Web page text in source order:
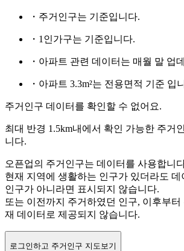
・주거인구는 기준입니다.
・1인가구는 기준입니다.
・아파트 관련 데이터는 매월 말 업
・아파트 3.3m²는 전용면적 기준 입
주거인구 데이터를 확인할 수 없어요.
최대 반경 1.5km내에서 확인 가능한 주거
니다.
오픈업의 주거인구는 데이터를 사용합니
현재 지역에 생활하는 인구가 있더라도 데
인구가 아니라면 표시되지 않습니다.
또는 이전까지 주거하였던 인구, 이후부터
재 데이터로 제공되지 않습니다.
로그인하고 주거인구 지도보기